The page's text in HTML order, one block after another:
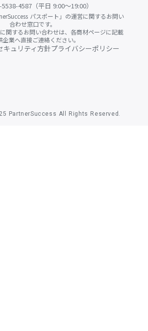
4587（平日 9:00〜19:00）
パスポート」の運営に関するお問い
合わせ窓口です。
関するお問い合わせは、各商材ページに記載
企業へ直接ご連絡ください。
キュリティ方針プライバシーポリシー
PartnerSuccess All Rights Reserved.